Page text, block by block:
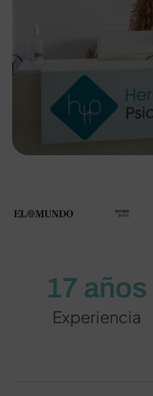
17 años
Experiencia